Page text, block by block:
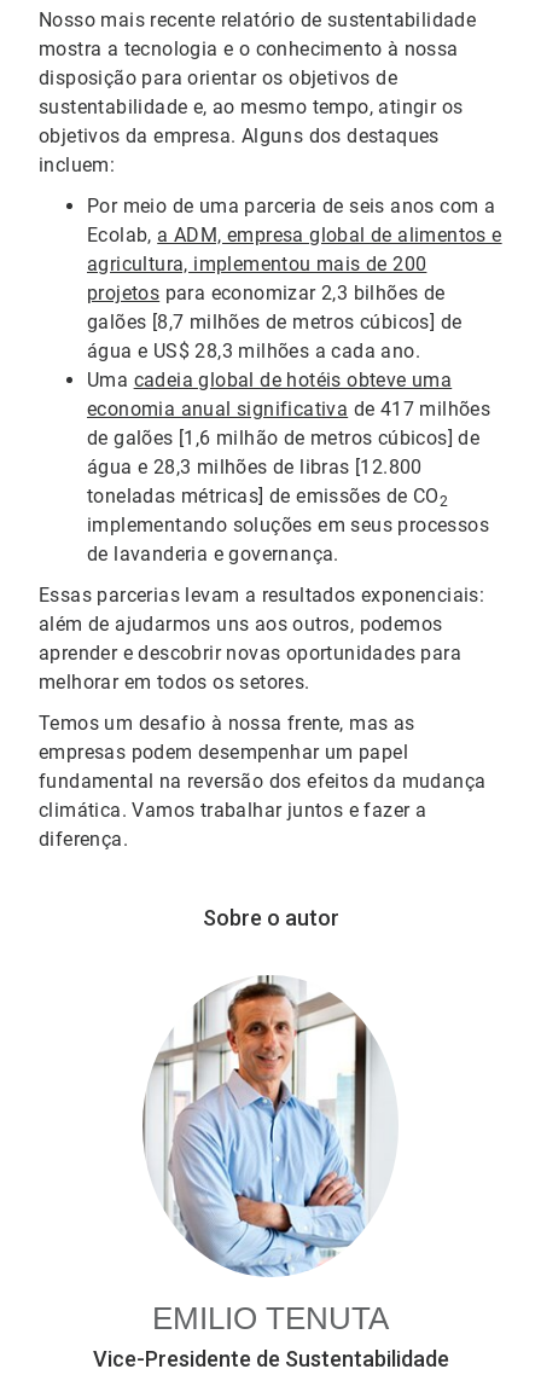
Nosso mais recente relatório de sustentabilidade
mostra a tecnologia e o conhecimento à nossa
disposição para orientar os objetivos de
sustentabilidade e, ao mesmo tempo, atingir os
objetivos da empresa. Alguns dos destaques
incluem:
Por meio de uma parceria de seis anos com a
Ecolab, a ADM, empresa global de alimentos e
agricultura, implementou mais de 200
projetos para economizar 2,3 bilhões de
galões [8,7 milhões de metros cúbicos] de
água e US$ 28,3 milhões a cada ano.
Uma cadeia global de hotéis obteve uma
economia anual significativa de 417 milhões
de galões [1,6 milhão de metros cúbicos] de
água e 28,3 milhões de libras [12.800
toneladas métricas] de emissões de CO2
implementando soluções em seus processos
de lavanderia e governança.
Essas parcerias levam a resultados exponenciais:
além de ajudarmos uns aos outros, podemos
aprender e descobrir novas oportunidades para
melhorar em todos os setores.
Temos um desafio à nossa frente, mas as
empresas podem desempenhar um papel
fundamental na reversão dos efeitos da mudança
climática. Vamos trabalhar juntos e fazer a
diferença.
Sobre o autor
EMILIO TENUTA
Vice-Presidente de Sustentabilidade